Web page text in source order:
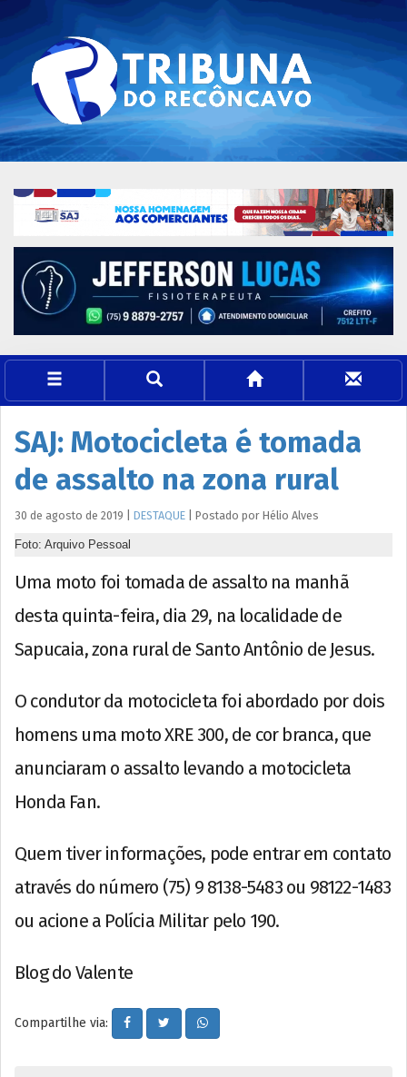
SAJ: Motocicleta é tomada
de assalto na zona rural
30 de agosto de 2019 DESTAQUE Postado por Hélio Alves
Foto: Arquivo Pessoal
Uma moto foi tomada de assalto na manhã
desta quinta-feira, dia 29, na localidade de
Sapucaia, zona rural de Santo Antônio de Jesus.
O condutor da motocicleta foi abordado por dois
homens uma moto XRE 300, de cor branca, que
anunciaram o assalto levando a motocicleta
Honda Fan.
Quem tiver informações, pode entrar em contato
através do número (75) 9 8138-5483 ou 98122-1483
ou acione a Polícia Militar pelo 190.
Blog do Valente
Compartilhe via: